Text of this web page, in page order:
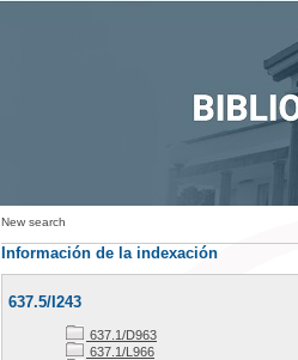
New search
Información de la indexación
637.5/I243
637.1/D963
637.1/L966